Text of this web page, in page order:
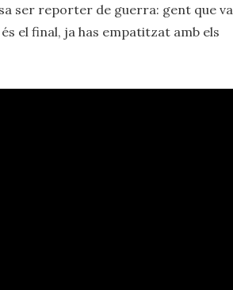
ser reporter de guerra: gent que va
el final, ja has empatitzat amb els